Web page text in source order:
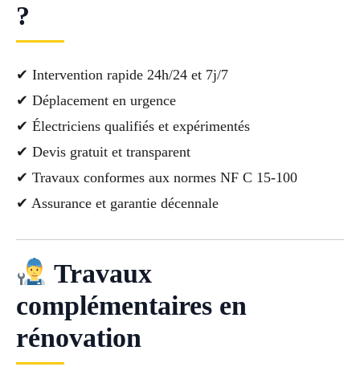
?
✔ Intervention rapide 24h/24 et 7j/7
✔ Déplacement en urgence
✔ Électriciens qualifiés et expérimentés
✔ Devis gratuit et transparent
✔ Travaux conformes aux normes NF C 15-100
✔ Assurance et garantie décennale
Travaux
complémentaires en
rénovation